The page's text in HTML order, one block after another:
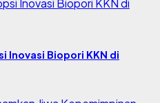
Inovasi Biopori KKN di